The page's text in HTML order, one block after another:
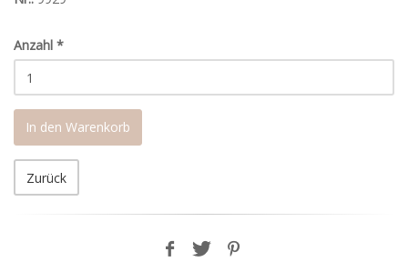
Anzahl *
In den Warenkorb
Zurück